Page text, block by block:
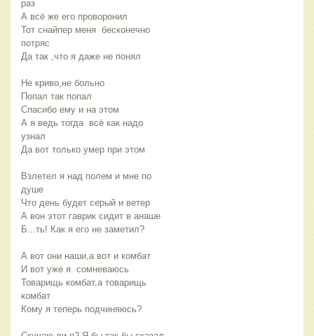
раз
А всё же его проворонил
Тот снайпер меня  бесконечно
потряс
Да так ,что я даже не понял
Не криво,не больно
Попал так попал
Спасибо ему и на этом
А я ведь тогда  всё как надо
узнал
Да вот только умер при этом
Взлетел я над полем и мне по
душе
Что день будет серый и ветер
А вон этот гаврик сидит в анаше
Б...ть! Как я его не заметил?
А вот они наши,а вот и комбат
И вот уже я  сомневаюсь
Товарищь комбат,а товарищь
комбат
Кому я теперь подчиняюсь?